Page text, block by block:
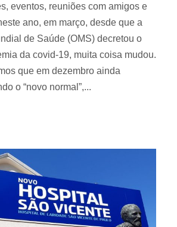
eventos, reuniões com amigos e
ano, em março, desde que a
de Saúde (OMS) decretou o
da covid-19, muita coisa mudou.
que em dezembro ainda
o “novo normal”,...